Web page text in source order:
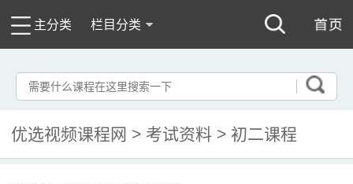
主分类 栏目分类
优选视频课程网 > 考试资料 > 初二课程